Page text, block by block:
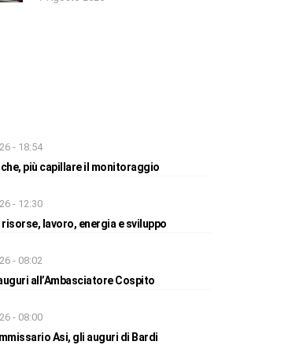
- 18:54
più capillare il monitoraggio
- 12:30
risorse, lavoro, energia e sviluppo
- 08:02
all’Ambasciatore Cospito
- 08:00
Asi, gli auguri di Bardi